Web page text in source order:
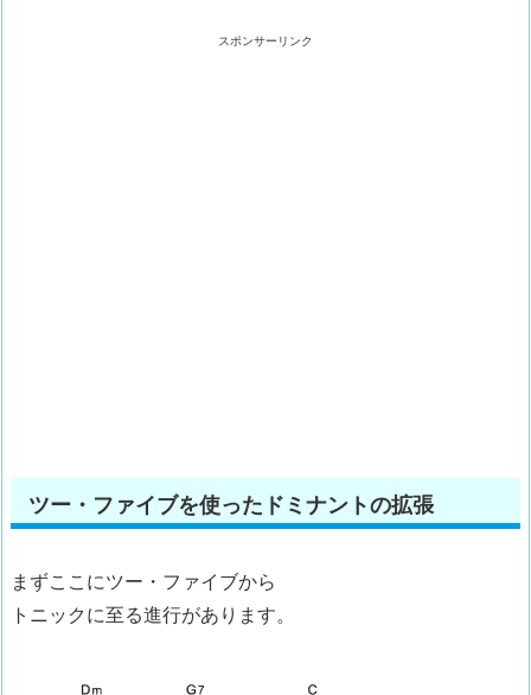
スポンサーリンク
ツー・ファイブを使ったドミナントの拡張
まずここにツー・ファイブから
トニックに至る進行があります。